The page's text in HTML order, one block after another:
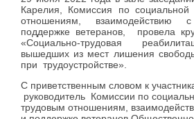
Карелия, Комиссия по социальной
отношениям,
поддержке ветеранов, провела
«Социально-трудовая
вышедших из мест лишения
при трудоустройстве».
С приветственным словом к
руководитель Комиссии по
трудовым отношениям,